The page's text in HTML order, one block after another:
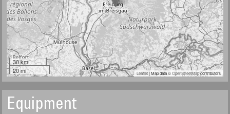
30 km
20 mi
Leaflet| Map data ©OpenStreetMapcontributors
Equipment